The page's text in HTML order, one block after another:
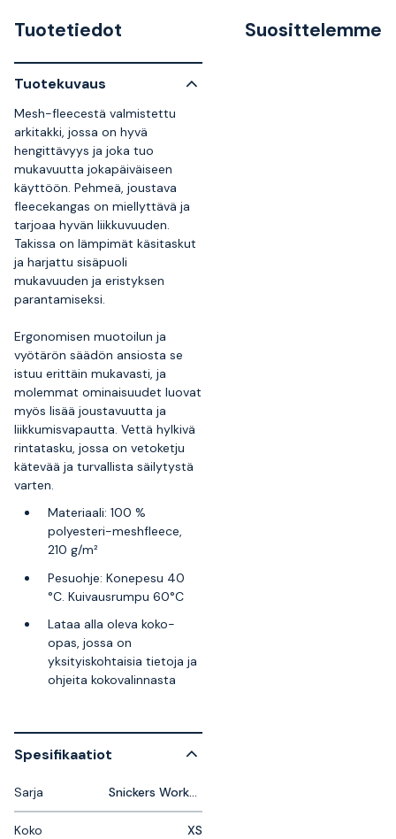
Tuotetiedot
Tuotekuvaus
Mesh-fleecestä valmistettu
arkitakki, jossa on hyvä
hengittävyys ja joka tuo
mukavuutta jokapäiväiseen
käyttöön. Pehmeä, joustava
fleecekangas on miellyttävä ja
tarjoaa hyvän liikkuvuuden.
Takissa on lämpimät käsitaskut
ja harjattu sisäpuoli
mukavuuden ja eristyksen
parantamiseksi.
Ergonomisen muotoilun ja
vyötärön säädön ansiosta se
istuu erittäin mukavasti, ja
molemmat ominaisuudet luovat
myös lisää joustavuutta ja
liikkumisvapautta. Vettä hylkivä
rintatasku, jossa on vetoketju
kätevää ja turvallista säilytystä
varten.
Materiaali: 100 %
polyesteri-meshfleece,
210 g/m²
Pesuohje: Konepesu 40
°C. Kuivausrumpu 60°C
Lataa alla oleva koko-
opas, jossa on
yksityiskohtaisia tietoja ja
ohjeita kokovalinnasta
Spesifikaatiot
Sarja Snickers Workwear FlexiWork
Koko XS
Suosittelemme